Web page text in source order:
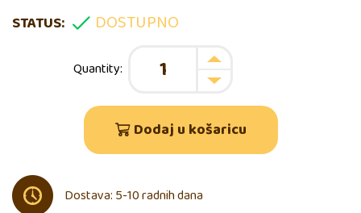
STATUS: DOSTUPNO
Dodaj u košaricu
Dostava: 5-10 radnih dana